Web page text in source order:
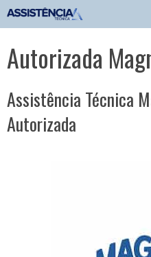
Pular
para
conteúdo
Autorizada
Assistência Técnica
Autorizada